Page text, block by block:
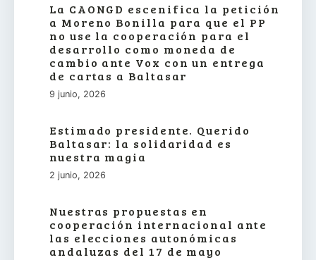
La CAONGD escenifica la petición
a Moreno Bonilla para que el PP
no use la cooperación para el
desarrollo como moneda de
cambio ante Vox con un entrega
de cartas a Baltasar
9 junio, 2026
Estimado presidente. Querido
Baltasar: la solidaridad es
nuestra magia
2 junio, 2026
Nuestras propuestas en
cooperación internacional ante
las elecciones autonómicas
andaluzas del 17 de mayo